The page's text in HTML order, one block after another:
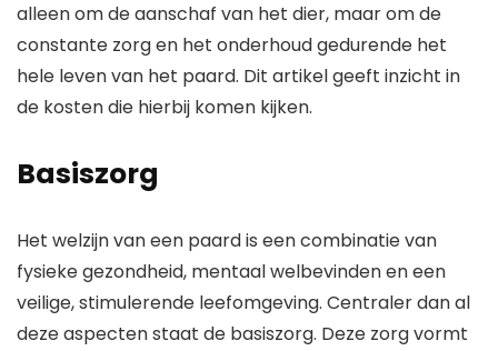
alleen om de aanschaf van het dier, maar om de
constante zorg en het onderhoud gedurende het
hele leven van het paard. Dit artikel geeft inzicht in
de kosten die hierbij komen kijken.
Basiszorg
Het welzijn van een paard is een combinatie van
fysieke gezondheid, mentaal welbevinden en een
veilige, stimulerende leefomgeving. Centraler dan al
deze aspecten staat de basiszorg. Deze zorg vormt